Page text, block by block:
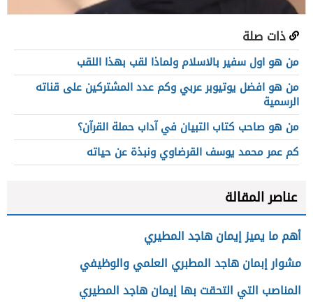
ذات صلة
من هو اول سفير بالاسلام ولماذا لقب بهذا اللقب
من هو افضل يوتيوبر عربي وكم عدد المشتركين على قناته
الرسمية
من هو صاحب كتاب التبيان في آداب حملة القرآن؟
كم عمر محمد يوسف القرضاوي ونبذة عن حياته
عناصر المقالة
أهم ما يميز إيمان هاجد المطيري
مشوار إبمان هاجد المطبري العلمي والوظيفي
المناصب التي التحقت بها إيمان هاجد المطيري